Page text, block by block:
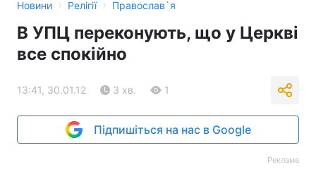
Новини › Релігії › Православ`я
В УПЦ переконують, що у Церкві
все спокійно
13:41, 30.01.12 3 хв. 1
Підпишіться на нас в Google
Реклама